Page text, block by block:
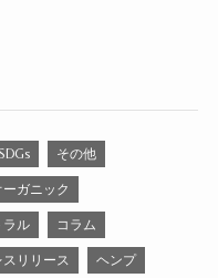
SDGs その他
ーガニック
ラル コラム
スリリース ヘンプ